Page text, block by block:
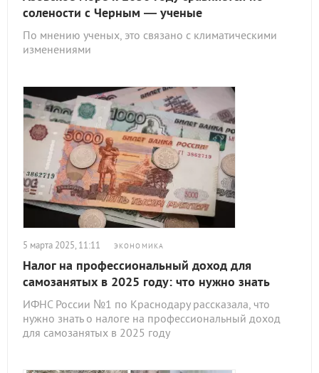
солености с Черным — ученые
По мнению ученых, это связано с климатическими
изменениями
5 марта 2025, 11:11 ЭКОНОМИКА
Налог на профессиональный доход для
самозанятых в 2025 году: что нужно знать
ИФНС России №1 по Краснодару рассказала, что
нужно знать о налоге на профессиональный доход
для самозанятых в 2025 году